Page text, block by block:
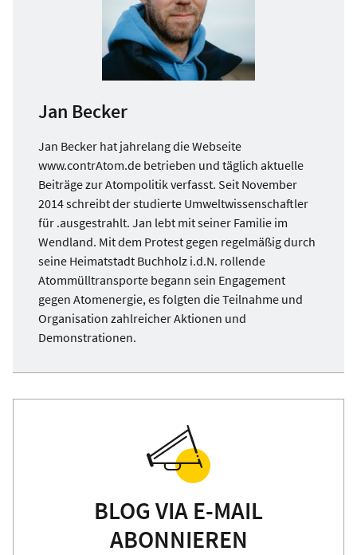
Jan Becker
Jan Becker hat jahrelang die Webseite
www.contrAtom.de betrieben und täglich aktuelle
Beiträge zur Atompolitik verfasst. Seit November
2014 schreibt der studierte Umweltwissenschaftler
für .ausgestrahlt. Jan lebt mit seiner Familie im
Wendland. Mit dem Protest gegen regelmäßig durch
seine Heimatstadt Buchholz i.d.N. rollende
Atommülltransporte begann sein Engagement
gegen Atomenergie, es folgten die Teilnahme und
Organisation zahlreicher Aktionen und
Demonstrationen.
BLOG VIA E-MAIL
ABONNIEREN